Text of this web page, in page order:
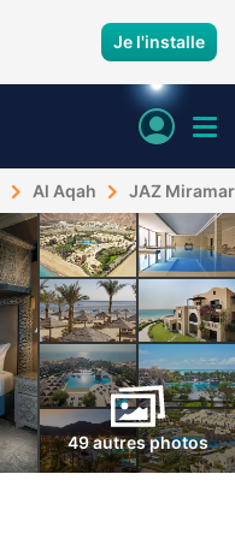
Je l'installe
Al Aqah JAZ
49 autres photos